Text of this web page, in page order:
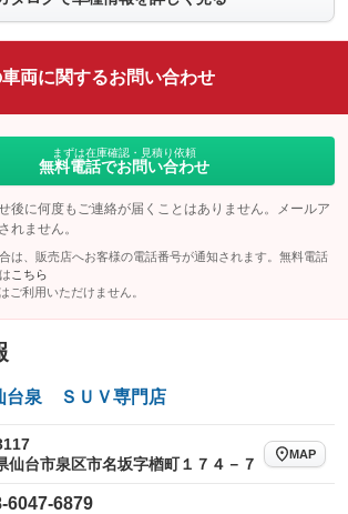
：装備なし
ルーフレール
：装備なし
：装備なし
車両に関するお問い合わせ
まずは在庫確認・見積り依頼
無料電話でお問い合わせ
後に何度もご連絡が届くことはありません。メールア
れません。
は、販売店へお客様の電話番号が通知されます。無料電話
こちら
ご利用いただけません。
泉 ＳＵＶ専門店
仙台市泉区市名坂字楢町１７４－７
MAP
6047-6879